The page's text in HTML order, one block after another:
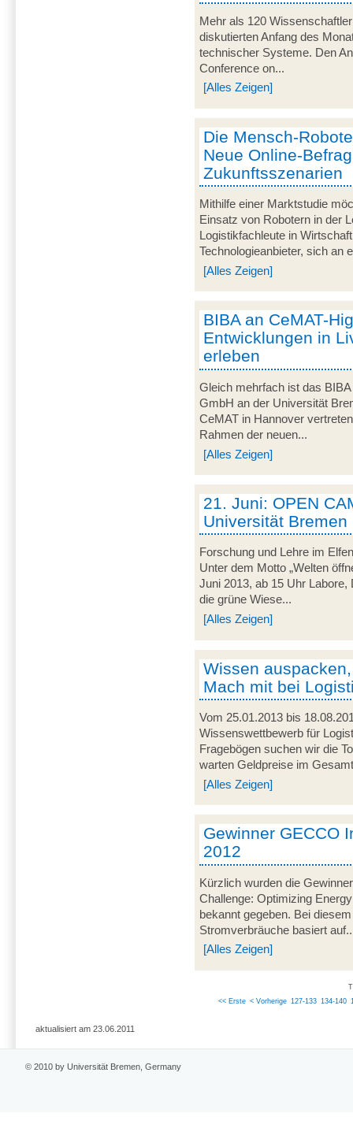
Mehr als 120
diskutierten Anfang des
technischer Systeme. Den
Conference on...
[Alles Zeigen]
Die Mensch-
Neue Online-
Zukunftsszenarien
Mithilfe einer Marktstudie
Einsatz von Robotern in der
Logistikfachleute in
Technologieanbieter, sich an
[Alles Zeigen]
BIBA an CeMAT-
Entwicklungen in
erleben
Gleich mehrfach ist das
GmbH an der Universität
CeMAT in Hannover
Rahmen der neuen...
[Alles Zeigen]
21. Juni: OPEN
Universität Bremen
Forschung und Lehre im
Unter dem Motto „Welten
Juni 2013, ab 15 Uhr
die grüne Wiese...
[Alles Zeigen]
Wissen
Mach mit bei
Vom 25.01.2013 bis
Wissenswettbewerb für
Fragebögen suchen wir die
warten Geldpreise im
[Alles Zeigen]
Gewinner GECCO
2012
Kürzlich wurden die
Challenge: Optimizing
bekannt gegeben. Bei
Stromverbräuche basiert
[Alles Zeigen]
<< Erste < Vorherige 127-133 134-140
aktualisiert am 23.06.2011
© 2010 by Universität Bremen, Germany